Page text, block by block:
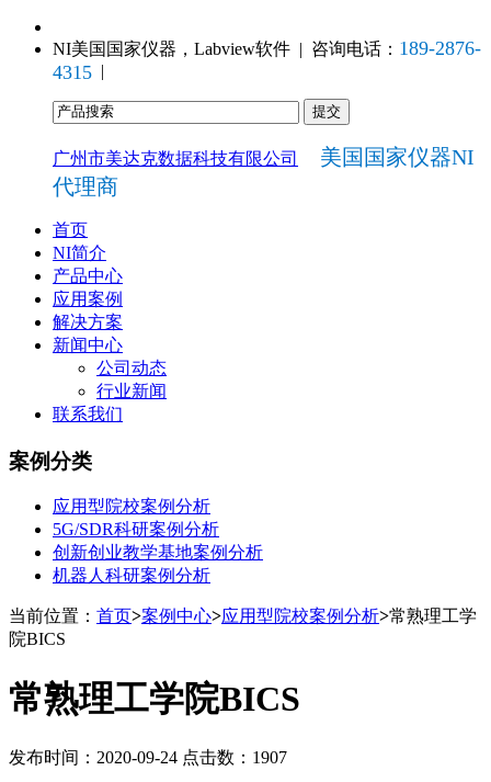
NI美国国家仪器，Labview软件 | 咨询电话： 189-2876-
4315 |
广州市美达克数据科技有限公司
美国国家仪器NI
代理商
首页
NI简介
产品中心
应用案例
解决方案
新闻中心
公司动态
行业新闻
联系我们
案例分类
应用型院校案例分析
5G/SDR科研案例分析
创新创业教学基地案例分析
机器人科研案例分析
当前位置： 首页>案例中心>应用型院校案例分析>常熟理工学
院BICS
常熟理工学院BICS
发布时间：2020-09-24 点击数：1907